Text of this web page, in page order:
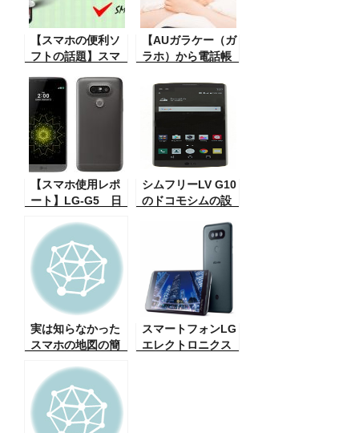
多いし、間違い変
換も多い。そんな
時にはこれが良
い。経験談
まく合わないこと
がある。その原因
と対策。
【スマホの便利ソ
フトの話題】スマ
て来たときにベル
が鳴りますが、一
緒に電話帳から相
手の名前を知らせ
てくれるソフトを
使ってみた。凄い
や！！
【AUガラケー（ガ
ラホ）から電話帳
法】これはガラ
ホ、ガラケーがネ
ット契約して無く
（通話のみの契
約）電話帳がSDカ
ード保管ができな
い状態の時コピー
する方法
【スマホ使用レポ
ート】LG-G5 日
いないシムフリー
スマートフォン評
価 なかなか調子
がいい！
シムフリーLV G10
のドコモシムの設
ができるスマホ）
実は知らなかった
スマホの地図の簡
ずかしいけど同じ
ような方のため
に）
スマートフォンLG
エレクトロニクス